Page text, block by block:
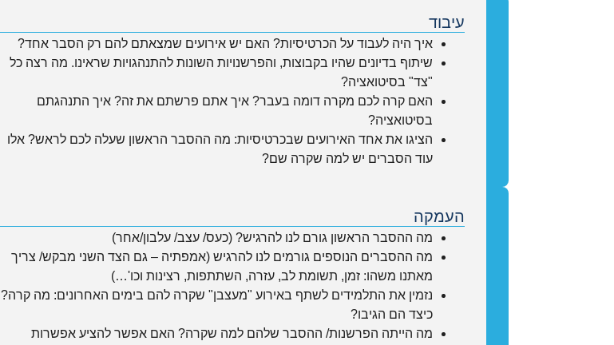
עיבוד
איך היה לעבוד על הכרטיסיות? האם יש אירועים שמצאתם להם רק הסבר אחד?
שיתוף בדיונים שהיו בקבוצות, והפרשנויות השונות להתנהגויות שראינו. מה רצה כל
"צד" בסיטואציה?
האם קרה לכם מקרה דומה בעבר? איך אתם פרשתם את זה? איך התנהגתם
בסיטואציה?
הציגו את אחד האירועים שבכרטיסיות: מה ההסבר הראשון שעלה לכם לראש? אלו
עוד הסברים יש למה שקרה שם?
העמקה
מה ההסבר הראשון גורם לנו להרגיש? (כעס/ עצב/ עלבון/אחר)
מה ההסברים הנוספים גורמים לנו להרגיש (אמפתיה – גם הצד השני מבקש/ צריך
מאתנו משהו: זמן, תשומת לב, עזרה, השתתפות, רצינות וכו'…)
נזמין את התלמידים לשתף באירוע "מעצבן" שקרה להם בימים האחרונים: מה קרה?
כיצד הם הגיבו?
מה הייתה הפרשנות/ ההסבר שלהם למה שקרה? האם אפשר להציע אפשרות